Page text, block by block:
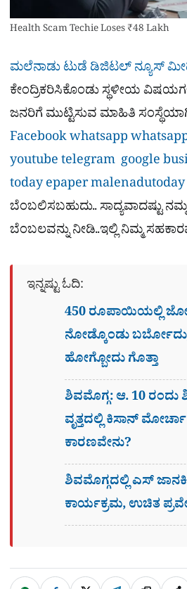
Health Scam Techie Loses ₹48 Lakh
ಮಲೆನಾಡು ಟುಡೆ ಡಿಜಿಟಲ್ ನ್ಯೂಸ್
ಕೇಂದ್ರಿಕರಿಸಿಕೊಂಡು ಸ್ಥಳೀಯ
ಜನರಿಗೆ ಮುಟ್ಟಿಸುವ ಮಾಹಿತಿ
Facebookwhatsapp
youtubetelegram google
today epaper
ಬೆಂಬಲಿಸಬಹುದು.. ಸಾದ್ಯವಾದಷ್ಟು
ಬೆಂಬಲವನ್ನು ನೀಡಿ..ಇಲ್ಲಿ ನಿಮ್ಮ
ಇನ್ನಷ್ಟು ಓದಿ:
450 ರೂಪಾಯಿಯಲ್ಲಿ
ನೋಡ್ಕೊಂಡು
ಹೋಗ್ಬೋದು ಗೊತ್ತಾ
ಶಿವಮೊಗ್ಗ: ಆ. 10 ರಂದು
ವೃತ್ತದಲ್ಲಿ ಕಿಸಾನ್
ಕಾರಣವೇನು?
ಶಿವಮೊಗ್ಗದಲ್ಲಿ ಎಸ್​
ಕಾರ್ಯಕ್ರಮ, ಉಚಿತ